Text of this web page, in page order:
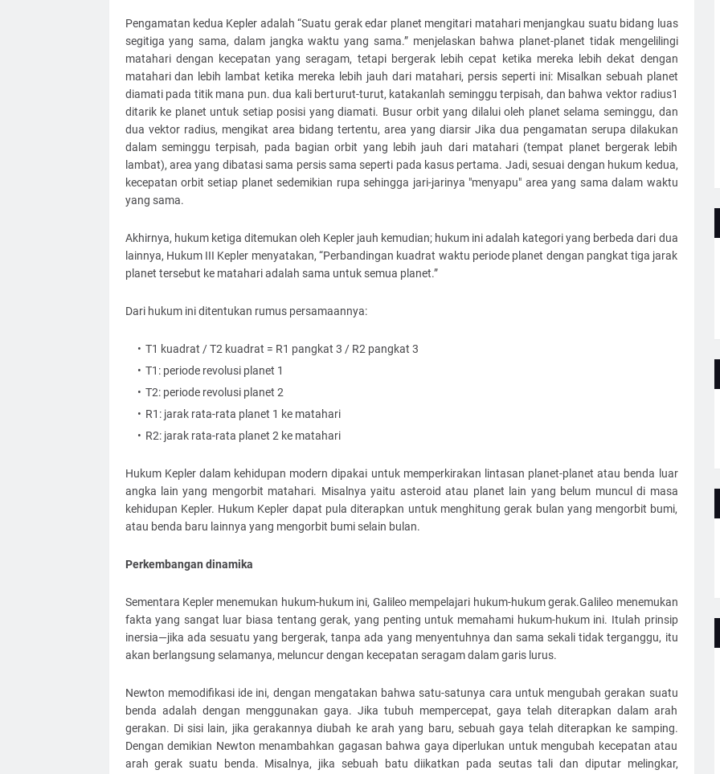
Pengamatan kedua Kepler adalah “Suatu gerak edar planet mengitari matahari menjangkau suatu bidang luas
segitiga yang sama, dalam jangka waktu yang sama.” menjelaskan bahwa planet-planet tidak mengelilingi
matahari dengan kecepatan yang seragam, tetapi bergerak lebih cepat ketika mereka lebih dekat dengan
matahari dan lebih lambat ketika mereka lebih jauh dari matahari, persis seperti ini: Misalkan sebuah planet
diamati pada titik mana pun. dua kali berturut-turut, katakanlah seminggu terpisah, dan bahwa vektor radius1
ditarik ke planet untuk setiap posisi yang diamati. Busur orbit yang dilalui oleh planet selama seminggu, dan
dua vektor radius, mengikat area bidang tertentu, area yang diarsir Jika dua pengamatan serupa dilakukan
dalam seminggu terpisah, pada bagian orbit yang lebih jauh dari matahari (tempat planet bergerak lebih
lambat), area yang dibatasi sama persis sama seperti pada kasus pertama. Jadi, sesuai dengan hukum kedua,
kecepatan orbit setiap planet sedemikian rupa sehingga jari-jarinya "menyapu" area yang sama dalam waktu
yang sama.
Akhirnya, hukum ketiga ditemukan oleh Kepler jauh kemudian; hukum ini adalah kategori yang berbeda dari dua
lainnya, Hukum III Kepler menyatakan, “Perbandingan kuadrat waktu periode planet dengan pangkat tiga jarak
planet tersebut ke matahari adalah sama untuk semua planet.”
Dari hukum ini ditentukan rumus persamaannya:
T1 kuadrat / T2 kuadrat = R1 pangkat 3 / R2 pangkat 3
T1: periode revolusi planet 1
T2: periode revolusi planet 2
R1: jarak rata-rata planet 1 ke matahari
R2: jarak rata-rata planet 2 ke matahari
Hukum Kepler dalam kehidupan modern dipakai untuk memperkirakan lintasan planet-planet atau benda luar
angka lain yang mengorbit matahari. Misalnya yaitu asteroid atau planet lain yang belum muncul di masa
kehidupan Kepler. Hukum Kepler dapat pula diterapkan untuk menghitung gerak bulan yang mengorbit bumi,
atau benda baru lainnya yang mengorbit bumi selain bulan.
Perkembangan dinamika
Sementara Kepler menemukan hukum-hukum ini, Galileo mempelajari hukum-hukum gerak.Galileo menemukan
fakta yang sangat luar biasa tentang gerak, yang penting untuk memahami hukum-hukum ini. Itulah prinsip
inersia—jika ada sesuatu yang bergerak, tanpa ada yang menyentuhnya dan sama sekali tidak terganggu, itu
akan berlangsung selamanya, meluncur dengan kecepatan seragam dalam garis lurus.
Newton memodifikasi ide ini, dengan mengatakan bahwa satu-satunya cara untuk mengubah gerakan suatu
benda adalah dengan menggunakan gaya. Jika tubuh mempercepat, gaya telah diterapkan dalam arah
gerakan. Di sisi lain, jika gerakannya diubah ke arah yang baru, sebuah gaya telah diterapkan ke samping.
Dengan demikian Newton menambahkan gagasan bahwa gaya diperlukan untuk mengubah kecepatan atau
arah gerak suatu benda. Misalnya, jika sebuah batu diikatkan pada seutas tali dan diputar melingkar,